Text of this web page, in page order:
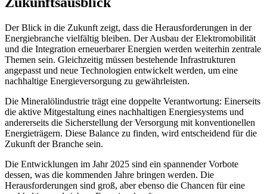
Der Blick in die Zukunft zeigt, dass die Herausforderungen in der
Energiebranche vielfältig bleiben. Der Ausbau der Elektromobilität
und die Integration erneuerbarer Energien werden weiterhin zentrale
Themen sein. Gleichzeitig müssen bestehende Infrastrukturen
angepasst und neue Technologien entwickelt werden, um eine
nachhaltige Energieversorgung zu gewährleisten.
Die Mineralölindustrie trägt eine doppelte Verantwortung: Einerseits
die aktive Mitgestaltung eines nachhaltigen Energiesystems und
andererseits die Sicherstellung der Versorgung mit konventionellen
Energieträgern. Diese Balance zu finden, wird entscheidend für die
Zukunft der Branche sein.
Die Entwicklungen im Jahr 2025 sind ein spannender Vorbote
dessen, was die kommenden Jahre bringen werden. Die
Herausforderungen sind groß, aber ebenso die Chancen für eine